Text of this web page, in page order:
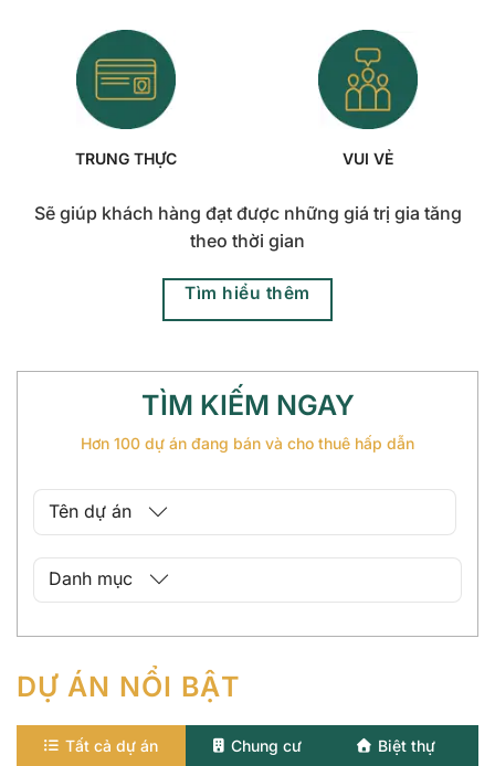
TRUNG THỰC VUI VẺ
Sẽ giúp khách hàng đạt được những giá trị gia tăng
theo thời gian
Tìm hiểu thêm
TÌM KIẾM NGAY
Hơn 100 dự án đang bán và cho thuê hấp dẫn
Tên dự án
Danh mục
DỰ ÁN NỔI BẬT
Tất cả dự án Chung cư Biệt thự